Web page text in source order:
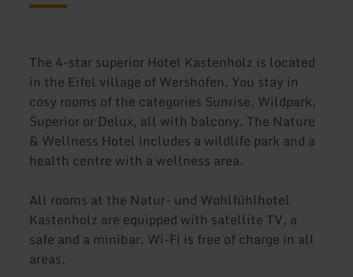
The 4-star superior Hotel Kastenholz is located
in the Eifel village of Wershofen. You stay in
cosy rooms of the categories Sunrise, Wildpark,
Superior or Delux, all with balcony. The Nature
& Wellness Hotel includes a wildlife park and a
health centre with a wellness area.
All rooms at the Natur- und Wohlfühlhotel
Kastenholz are equipped with satellite TV, a
safe and a minibar. Wi-Fi is free of charge in all
areas.